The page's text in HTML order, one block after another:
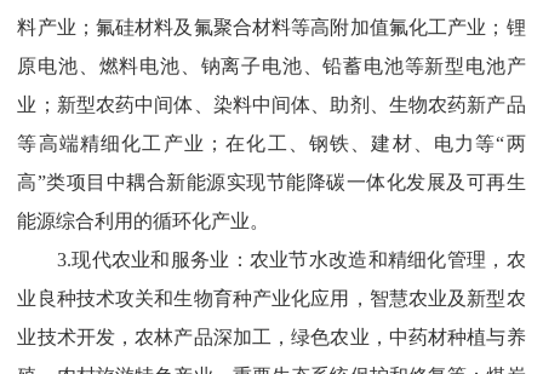
料产业；氟硅材料及氟聚合材料等高附加值氟化工产业；锂
原电池、燃料电池、钠离子电池、铅蓄电池等新型电池产
业；新型农药中间体、染料中间体、助剂、生物农药新产品
等高端精细化工产业；在化工、钢铁、建材、电力等“两
高”类项目中耦合新能源实现节能降碳一体化发展及可再生
能源综合利用的循环化产业。
3.现代农业和服务业：农业节水改造和精细化管理，农
业良种技术攻关和生物育种产业化应用，智慧农业及新型农
业技术开发，农林产品深加工，绿色农业，中药材种植与养